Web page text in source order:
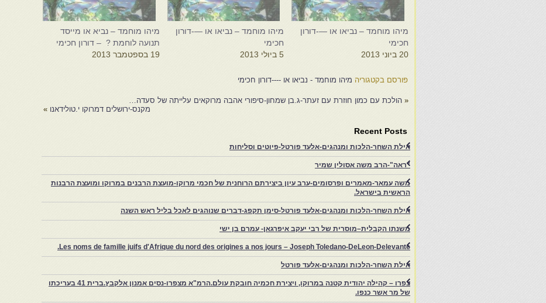
מיהו מוחמד – נביאו או —-דורון
חכימי
20 ביוני 2013
מיהו מוחמד – נביאו או —-דורון
חכימי
5 ביולי 2013
מיהו מוחמד – נביא או מייסד
תנועה לוחמת ? – דורון חכימי
19 בספטמבר 2013
פורסם בקטגוריה מיהו מוחמד - נביאו או ----דורון חכימי
« הולכת עם כמון חוזרת עם זעתר-ג.בן שמחון-סיפורי אהבה מרוקאים עלייתה של סעדה…
מקנס-ירושלים דמרוקו י.טולידאנו »
Recent Posts
אילת השחר-הלכות ומנהגים-אלעד פורטל-פיוטים וסליחות
"ראה"-הרב משה אסולין שמיר
משה עמאר-מאמרים ופרסומים-ערב עיון ביצירתם הרוחנית של חכמי מרוקו-מועצת הרבנים במרוקו ומועצת הרבנות
הראשית בישראל.
אילת השחר-הלכות ומנהגים-אלעד פורטל-סימן תקפג-דברים שנוהגים לאכל בליל ראש השנה
משנתו הקבלית–מוסרית של רבי יעקב איפרגאן- עמרם בן ישי
Les noms de famille juifs d'Afrique du nord des origines a nos jours – Joseph Toledano-DeLeon-Delevante.
אילת השחר-הלכות ומנהגים-אלעד פורטל
צפרו – קהילה יהודית קטנה במרוקו, ויצירת חכמיה חובקת עולם.הרמ"א מצפרו-נסים אמנון אלקבץ.ברית 41 בעריכתו
של מר אשר כנפו.